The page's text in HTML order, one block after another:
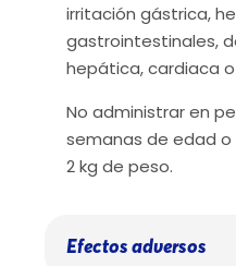
irritación gástrica,
gastrointestinales,
hepática, cardiaca o
No administrar en
semanas de edad
2 kg de peso.
Efectos adversos